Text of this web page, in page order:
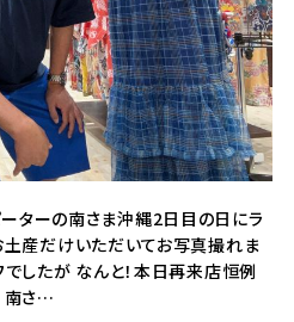
ターの南さま沖縄2日目の日にラ
土産だけいただいてお写真撮れま
したが なんと！本日再来店恒例
南さ…